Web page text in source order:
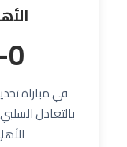
في مباراة
بالتعادل